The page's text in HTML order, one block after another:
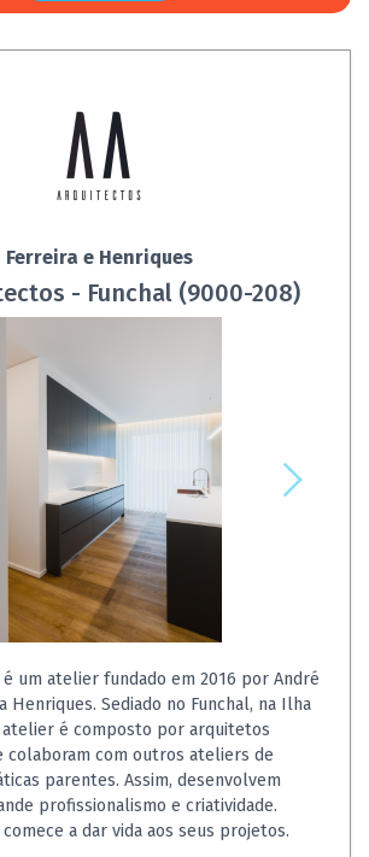
Ferreira e Henriques
- Funchal (9000-208)
é um atelier fundado em 2016 por André
Henriques. Sediado no Funchal, na Ilha
atelier é composto por arquitetos
colaboram com outros ateliers de
parentes. Assim, desenvolvem
profissionalismo e criatividade.
a dar vida aos seus projetos.